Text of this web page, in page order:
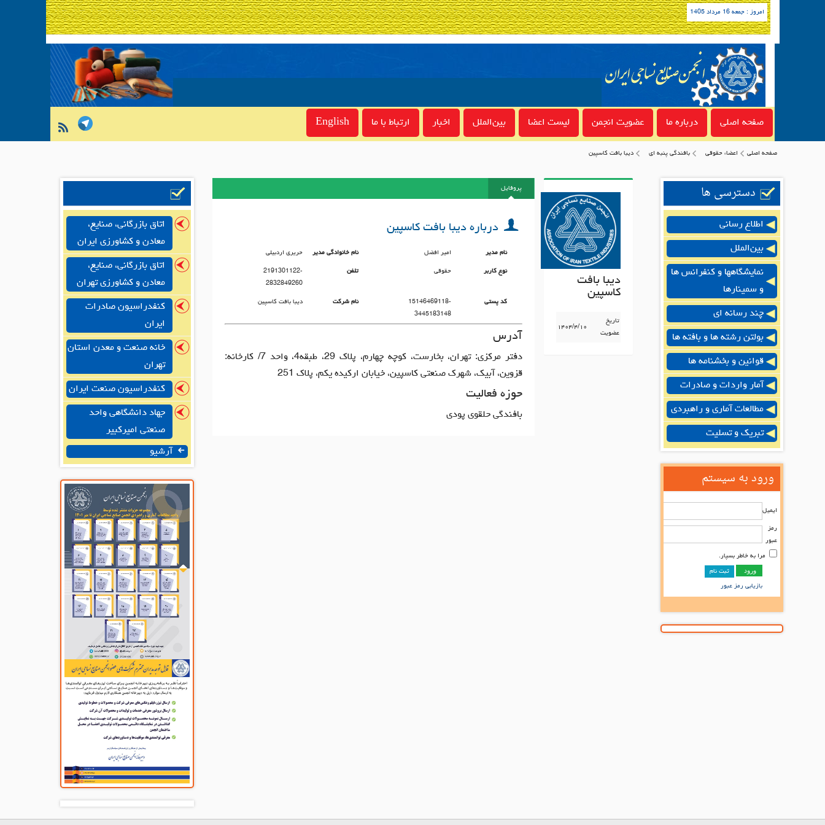
امروز : جمعه 16 مرداد 1405
صفحه اصلی درباره ما عضویت انجمن لیست اعضا بین‌الملل اخبار ارتباط با ما English
صفحه اصلی اعضاء حقوقی بافندگي پنبه اي دیبا بافت کاسپین
دسترسی ها
اطلاع رسانی
بین‌الملل
نمایشگاهها و کنفرانس ها
و سمینارها
چند رسانه ای
بولتن رشته ها و بافته ها
قوانین و بخشنامه ها
آمار واردات و صادرات
مطالعات آماری و راهبردی
تبریک و تسلیت
ورود به سیستم
ایمیل
رمز
عبور
مرا به خاطر بسپار.
ثبت نام
بازیابی رمز عبور
دیبا بافت
کاسپین
تاریخ
عضویت
۱۴۰۴/۴/۱۰
پروفایل
درباره دیبا بافت کاسپین
نام مدیر امیر افضل نام خانوادگی مدیر حریری اردبیلی
نوع کاربر حقوقی تلفن
2191301122-
2832849260
کد پستی
15146469118-
3445183148
نام شرکت دیبا بافت کاسپین
آدرس
دفتر مرکزی: تهران، بخارست، کوچه چهارم، پلاک 29، طبقه4، واحد 7/ کارخانه:
قزوین، آبیک، شهرک صنعتی کاسپین، خیابان ارکیده یکم، پلاک 251
حوزه فعالیت
بافندگی حلقوی پودی
اتاق بازرگانی، صنایع،
معادن و کشاورزی ایران
اتاق بازرگانی، صنایع،
معادن و کشاورزی تهران
کنفدراسیون صادرات
ایران
خانه صنعت و معدن استان
تهران
کنفدراسیون صنعت ایران
جهاد دانشگاهی واحد
صنعتی امیرکبیر
آرشیو